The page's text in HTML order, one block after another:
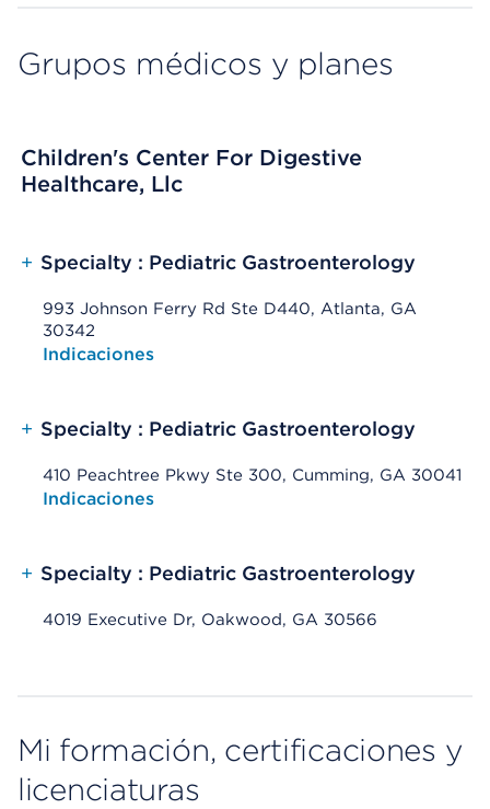
Grupos médicos y planes
Children's Center For Digestive
Healthcare, Llc
+ Specialty : Pediatric Gastroenterology
993 Johnson Ferry Rd Ste D440, Atlanta, GA
30342
Opens native map application on mobile devices
Indicaciones
+ Specialty : Pediatric Gastroenterology
410 Peachtree Pkwy Ste 300, Cumming, GA 30041
Opens native map application on mobile devices
Indicaciones
+ Specialty : Pediatric Gastroenterology
4019 Executive Dr, Oakwood, GA 30566
Mi formación, certificaciones y
licenciaturas